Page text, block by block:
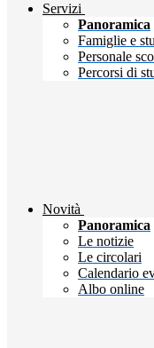
Servizi
Panoramica
Famiglie e
Personale
Percorsi di
Novità
Panoramica
Le notizie
Le circolari
Calendario
Albo online